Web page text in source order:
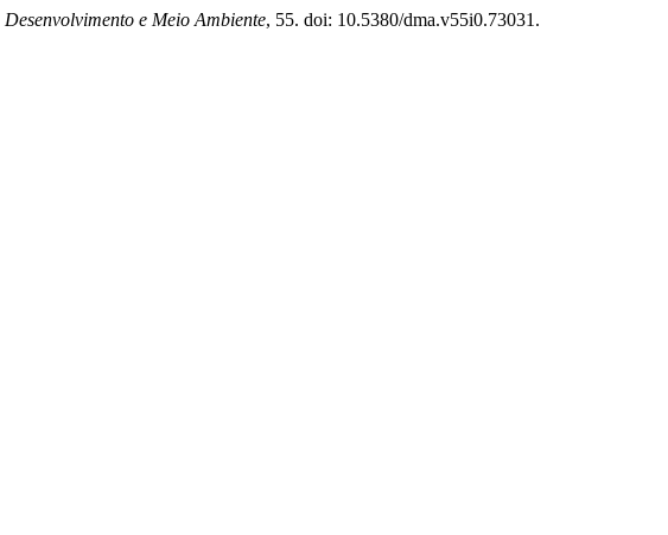
Desenvolvimento e Meio Ambiente, 55. doi: 10.5380/dma.v55i0.73031.